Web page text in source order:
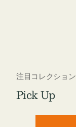
注目コレクション
Pick Up